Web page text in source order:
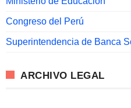
Congreso del Perú
Superintendencia de Banca
ARCHIVO LEGAL